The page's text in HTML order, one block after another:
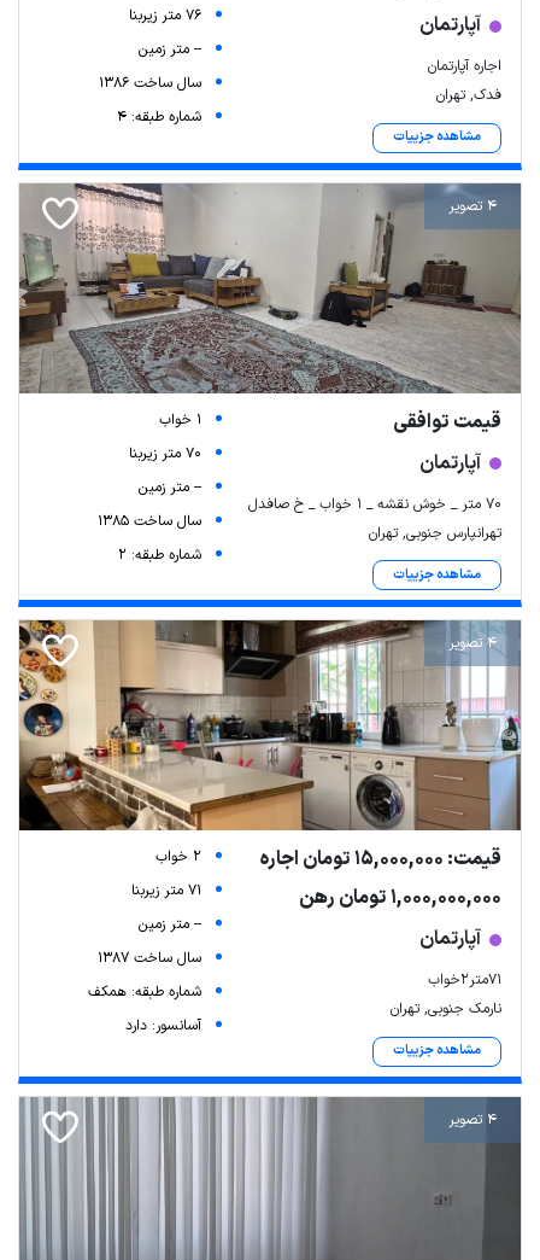
آپارتمان
اجاره آپارتمان
فدک, تهران
مشاهده جزییات
76 متر زیربنا
-- متر زمین
سال ساخت 1386
شماره طبقه: 4
4 تصویر
قیمت توافقی
آپارتمان
۷۰ متر _ خوش نقشه _ ۱ خواب _ خ صافدل
تهرانپارس جنوبی, تهران
مشاهده جزییات
1 خواب
70 متر زیربنا
-- متر زمین
سال ساخت 1385
شماره طبقه: 2
4 تصویر
قیمت: 15,000,000 تومان اجاره
1,000,000,000 تومان رهن
آپارتمان
۷۱متر۲خواب
نارمک جنوبی, تهران
مشاهده جزییات
2 خواب
71 متر زیربنا
-- متر زمین
سال ساخت 1387
شماره طبقه: همکف
آسانسور: دارد
4 تصویر